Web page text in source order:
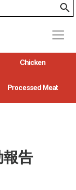
Chicken
Processed Meat
告